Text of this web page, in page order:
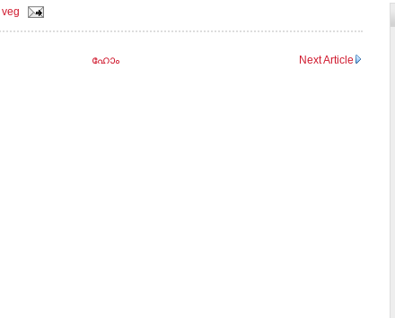
veg
Next Article
ഹോം